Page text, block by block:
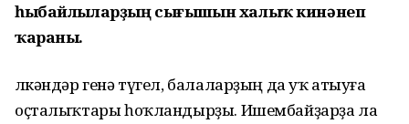
һыбайлыларҙың сығышын халыҡ кинәнеп
ҡараны.
Өлкәндәр генә түгел, балаларҙың да уҡ атыуға
оҫталыҡтары һоҡландырҙы. Ишембайҙарҙа ла